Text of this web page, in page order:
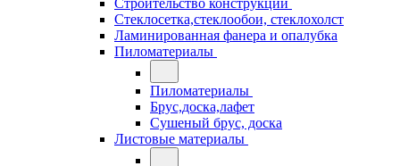
Строительство конструкций
Стеклосетка,стеклообои, стеклохолст
Ламинированная фанера и опалубка
Пиломатериалы
Пиломатериалы
Брус,доска,лафет
Сушеный брус, доска
Листовые материалы